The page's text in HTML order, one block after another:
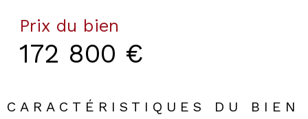
Prix du bien
172 800 €
CARACTÉRISTIQUES DU BIEN